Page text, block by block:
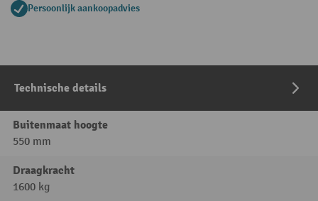
Persoonlijk aankoopadvies
Technische details
Buitenmaat hoogte
550 mm
Draagkracht
1600 kg